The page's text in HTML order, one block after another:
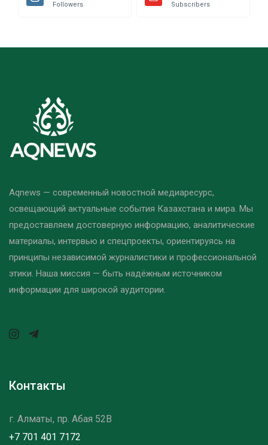
Followers Subscribers
Aqnews — современный новостной медиаресурс,
освещающий актуальные события Казахстана и мира. Мы
предоставляем достоверную информацию, аналитические
материалы, интервью и спецпроекты, ориентируясь на
принципы независимой журналистики и профессиональной
этики. Наша миссия — быть надёжным источником
информации для широкой аудитории.
Контакты
г. Алматы, пр. Абая 52B
+7 701 401 7172